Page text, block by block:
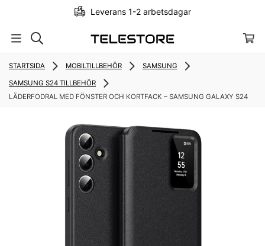
Leverans 1-2 arbetsdagar
STARTSIDA MOBILTILLBEHÖR SAMSUNG
SAMSUNG S24 TILLBEHÖR
LÄDERFODRAL MED FÖNSTER OCH KORTFACK – SAMSUNG GALAXY S24